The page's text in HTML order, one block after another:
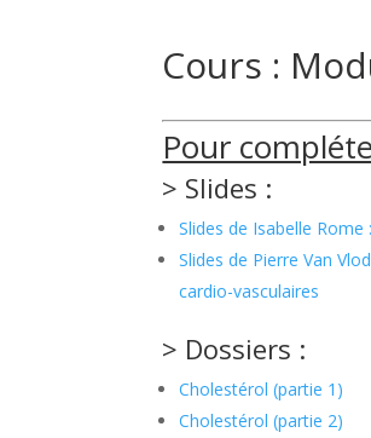
Cours :
Pour
> Slides :
Slides de Isabelle
Slides de Pierre Van
cardio-vasculaires
> Dossiers :
Cholestérol (partie 1)
Cholestérol (partie 2)